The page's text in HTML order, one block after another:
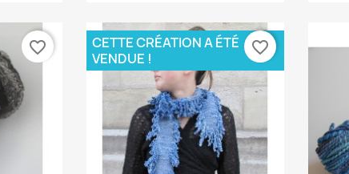
favorite_border
CETTE CRÉATION A ÉTÉ
VENDUE !
favorite_border